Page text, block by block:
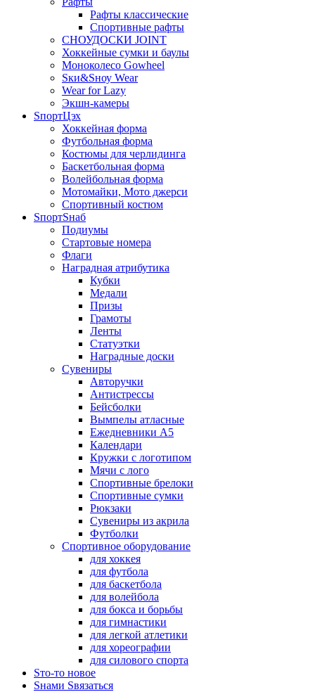
Рафты классические
Спортивные рафты
СНОУДОСКИ JOINT
Хоккейные сумки и баулы
Моноколесо Gowheel
Sки&Sноу Wear
Wear for Lazy
Экшн-камеры
SпортЦэх
Хоккейная форма
Футбольная форма
Костюмы для черлидинга
Баскетбольная форма
Волейбольная форма
Мотомайки, Мото джерси
Спортивный костюм
SпортSнаб
Подиумы
Стартовые номера
Флаги
Наградная атрибутика
Кубки
Медали
Призы
Грамоты
Ленты
Статуэтки
Наградные доски
Сувениры
Авторучки
Антистрессы
Бейсболки
Вымпелы атласные
Ежедневники А5
Календари
Кружки с логотипом
Мячи с лого
Спортивные брелоки
Спортивные сумки
Рюкзаки
Сувениры из акрила
Футболки
Спортивное оборудование
для хоккея
для футбола
для баскетбола
для волейбола
для бокса и борьбы
для гимнастики
для легкой атлетики
для хореографии
для силового спорта
Sто-то новое
Sнами Sвязаться